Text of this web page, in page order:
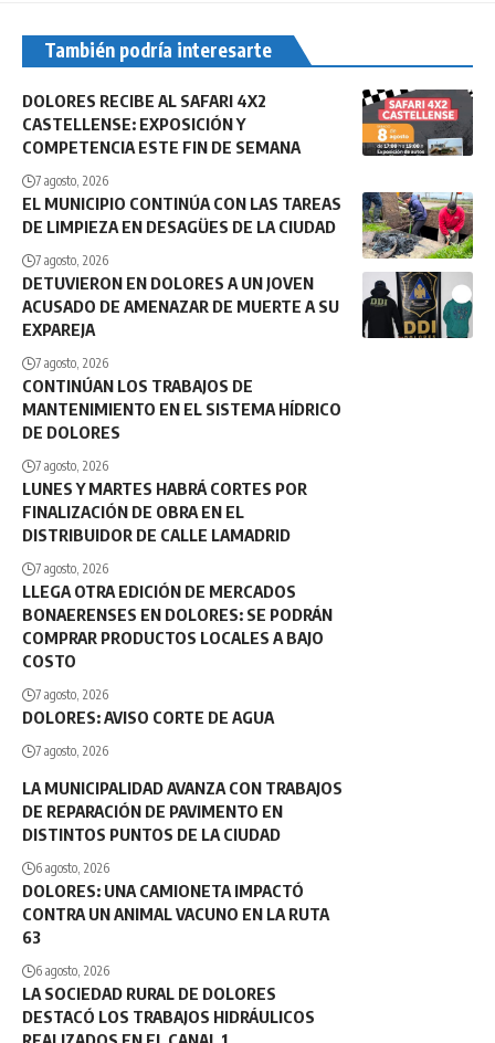
También podría interesarte
DOLORES RECIBE AL SAFARI 4X2
CASTELLENSE: EXPOSICIÓN Y
COMPETENCIA ESTE FIN DE SEMANA
7 agosto, 2026
EL MUNICIPIO CONTINÚA CON LAS TAREAS
DE LIMPIEZA EN DESAGÜES DE LA CIUDAD
7 agosto, 2026
DETUVIERON EN DOLORES A UN JOVEN
ACUSADO DE AMENAZAR DE MUERTE A SU
EXPAREJA
7 agosto, 2026
CONTINÚAN LOS TRABAJOS DE
MANTENIMIENTO EN EL SISTEMA HÍDRICO
DE DOLORES
7 agosto, 2026
LUNES Y MARTES HABRÁ CORTES POR
FINALIZACIÓN DE OBRA EN EL
DISTRIBUIDOR DE CALLE LAMADRID
7 agosto, 2026
LLEGA OTRA EDICIÓN DE MERCADOS
BONAERENSES EN DOLORES: SE PODRÁN
COMPRAR PRODUCTOS LOCALES A BAJO
COSTO
7 agosto, 2026
DOLORES: AVISO CORTE DE AGUA
7 agosto, 2026
LA MUNICIPALIDAD AVANZA CON TRABAJOS
DE REPARACIÓN DE PAVIMENTO EN
DISTINTOS PUNTOS DE LA CIUDAD
6 agosto, 2026
DOLORES: UNA CAMIONETA IMPACTÓ
CONTRA UN ANIMAL VACUNO EN LA RUTA
63
6 agosto, 2026
LA SOCIEDAD RURAL DE DOLORES
DESTACÓ LOS TRABAJOS HIDRÁULICOS